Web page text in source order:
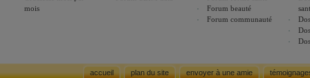
mois
Forum beauté
Forum communauté
accueil plan du site envoyer à une amie